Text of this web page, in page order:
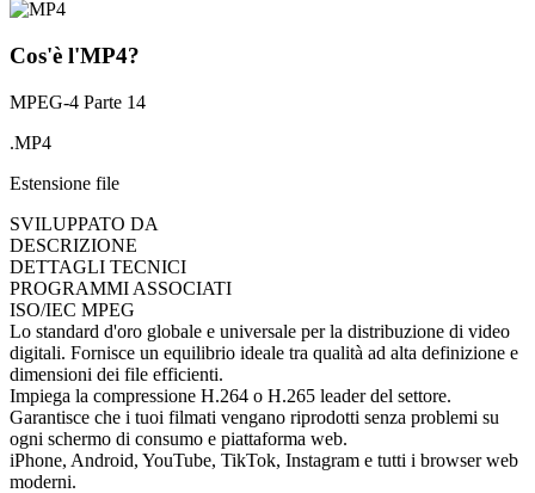
Cos'è l'MP4?
MPEG-4 Parte 14
.MP4
Estensione file
SVILUPPATO DA
DESCRIZIONE
DETTAGLI TECNICI
PROGRAMMI ASSOCIATI
ISO/IEC MPEG
Lo standard d'oro globale e universale per la distribuzione di video
digitali. Fornisce un equilibrio ideale tra qualità ad alta definizione e
dimensioni dei file efficienti.
Impiega la compressione H.264 o H.265 leader del settore.
Garantisce che i tuoi filmati vengano riprodotti senza problemi su
ogni schermo di consumo e piattaforma web.
iPhone, Android, YouTube, TikTok, Instagram e tutti i browser web
moderni.